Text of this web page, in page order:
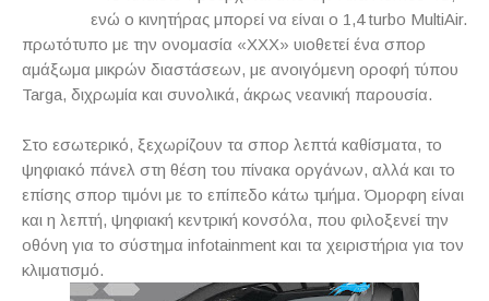
ενώ ο κινητήρας μπορεί να είναι ο 1,4 turbo MultiAir.
πρωτότυπο με την ονομασία «XXX» υιοθετεί ένα σπορ
αμάξωμα μικρών διαστάσεων, με ανοιγόμενη οροφή τύπου
Targa, διχρωμία και συνολικά, άκρως νεανική παρουσία.
Στο εσωτερικό, ξεχωρίζουν τα σπορ λεπτά καθίσματα, το
ψηφιακό πάνελ στη θέση του πίνακα οργάνων, αλλά και το
επίσης σπορ τιμόνι με το επίπεδο κάτω τμήμα. Όμορφη είναι
και η λεπτή, ψηφιακή κεντρική κονσόλα, που φιλοξενεί την
οθόνη για το σύστημα infotainment και τα χειριστήρια για τον
κλιματισμό.